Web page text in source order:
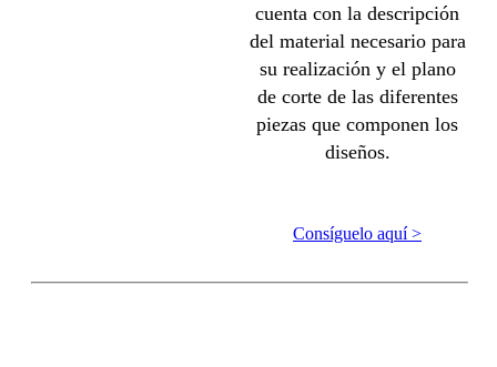
cuenta con la descripción
del material necesario para
su realización y el plano
de corte de las diferentes
piezas que componen los
diseños.
Consíguelo aquí >